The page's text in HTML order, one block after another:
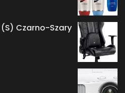
(S) Czarno-Szary